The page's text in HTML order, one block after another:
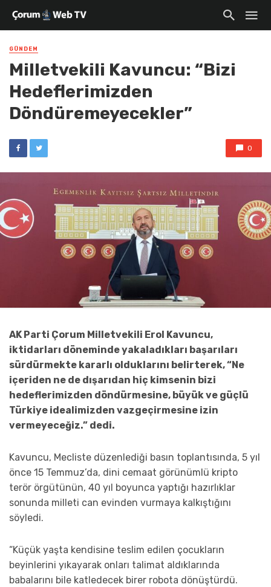
GÜNDEM
Milletvekili Kavuncu: “Bizi
Hedeflerimizden
Döndüremeyecekler”
0
AK Parti Çorum Milletvekili Erol Kavuncu,
iktidarları döneminde yakaladıkları başarıları
sürdürmekte kararlı olduklarını belirterek, “Ne
içeriden ne de dışarıdan hiç kimsenin bizi
hedeflerimizden döndürmesine, büyük ve güçlü
Türkiye idealimizden vazgeçirmesine izin
vermeyeceğiz.” dedi.
Kavuncu, Mecliste düzenlediği basın toplantısında, 5 yıl
önce 15 Temmuz’da, dini cemaat görünümlü kripto
terör örgütünün, 40 yıl boyunca yaptığı hazırlıklar
sonunda milleti can evinden vurmaya kalkıştığını
söyledi.
“Küçük yaşta kendisine teslim edilen çocukların
beyinlerini yıkayarak onları talimat aldıklarında
babalarını bile katledecek birer robota dönüştürdü.